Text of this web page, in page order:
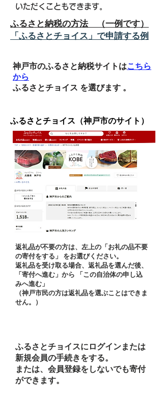
いただくこともできます。
ふるさと納税の方法 （一例です）
「ふるさとチョイス」で申請する例
神戸市のふるさと納税サイトはこちら
から
ふるさとチョイス を選びます 。
ふるさとチョイス（神戸市のサイト）
返礼品が不要の方は、左上の「お礼の品不要
の寄付をする」 をお選びください。
返礼品を受け取る場合、返礼品を選んだ後、
「寄付へ進む」から 「この自治体の申し込
みへ進む」
（神戸市民の方は返礼品を選ぶことはできま
せん。）
ふるさとチョイスにログインまたは
新規会員の手続きをする。
または、会員登録をしないでも寄付
ができます。